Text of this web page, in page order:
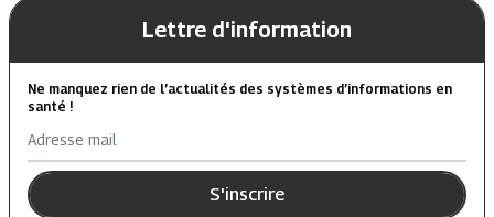
Lettre d'information
Ne manquez rien de l’actualités des systèmes d’informations en
santé !
Adresse mail
S'inscrire